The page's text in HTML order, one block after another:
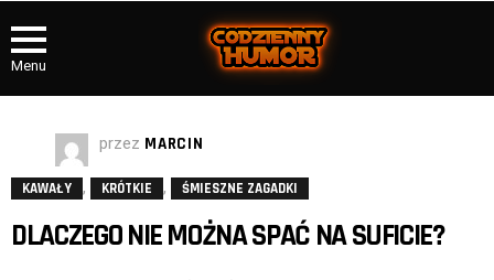
Menu
przez MARCIN
KAWAŁY , KRÓTKIE , ŚMIESZNE ZAGADKI
DLACZEGO NIE MOŻNA SPAĆ NA SUFICIE?